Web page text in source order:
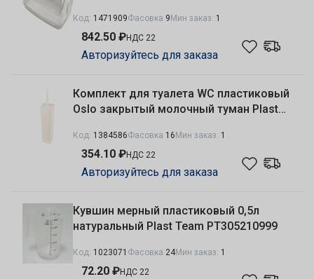
РТ267312048
Код: 1471909Фасовка 9 Мин заказ: 1
842.50 ₽НДС 22
Авторизуйтесь для заказа
Комплект для туалета WC пластиковый
Oslo закрытый молочный туман Plast
Код: 1384586Фасовка 16 Мин заказ: 1
354.10 ₽НДС 22
Авторизуйтесь для заказа
Кувшин мерный пластиковый 0,5л
натуральный Plast Team PT305210999
Код: 1023071 Фасовка 24Мин заказ: 1
72.20 ₽НДС 22